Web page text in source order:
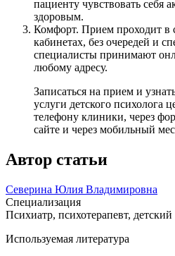
пациенту чувствовать себя
здоровым.
Комфорт. Прием проходит в
кабинетах, без очередей и
специалисты принимают
любому адресу.
Записаться на прием и
услуги детского психолога
телефону клиники, через
сайте и через мобильный
Автор статьи
Северина Юлия Владимировна
Специализация
Психиатр, психотерапевт,
Используемая литература